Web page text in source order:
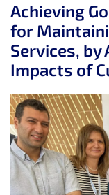
Achieving
for
Services,
Impacts of